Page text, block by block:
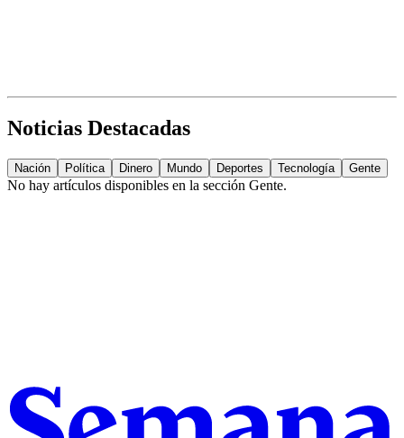
Noticias Destacadas
Nación Política Dinero Mundo Deportes Tecnología Gente
No hay artículos disponibles en la sección Gente.